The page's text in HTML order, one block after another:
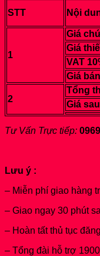
STT Nội
1
Giá
Giá
VAT
Giá
2
Tổng
Giá
Tư Vấn Trực tiếp:
Lưu ý :
– Miễn phí giao hàng
– Giao ngay 30 phút
– Hoàn tất thủ tục
– Tổng đài hỗ trợ